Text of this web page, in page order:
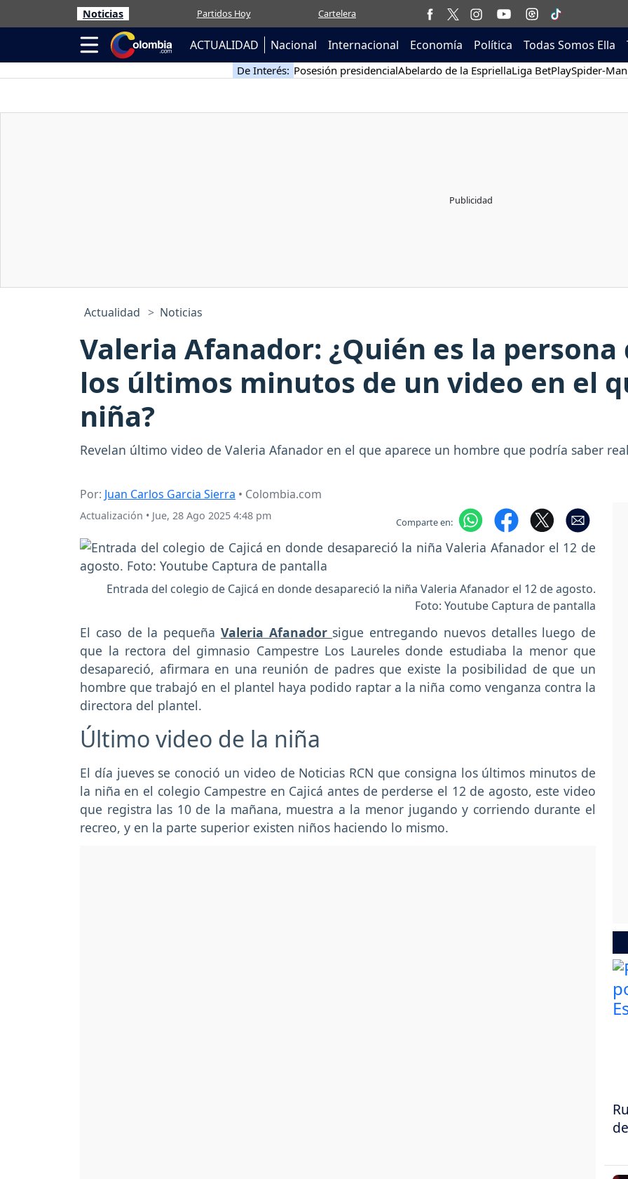
Noticias Partidos Hoy Cartelera
ACTUALIDAD Nacional Internacional Economía Política Todas Somos Ella
De Interés: Posesión presidencialAbelardo de la EspriellaLiga BetPlaySpider-Man
Actualidad Noticias
Valeria Afanador: ¿Quién es la persona
los últimos minutos de un video en el
niña?
Revelan último video de Valeria Afanador en el que aparece un hombre que podría saber
Por: Juan Carlos Garcia Sierra • Colombia.com
Actualización • Jue, 28 Ago 2025 4:48 pm Comparte en:
Entrada del colegio de Cajicá en donde desapareció la niña Valeria Afanador el 12 de agosto.
Foto: Youtube Captura de pantalla
El caso de la pequeña Valeria Afanador sigue entregando nuevos detalles luego de
que la rectora del gimnasio Campestre Los Laureles donde estudiaba la menor que
desapareció, afirmara en una reunión de padres que existe la posibilidad de que un
hombre que trabajó en el plantel haya podido raptar a la niña como venganza contra la
directora del plantel.
Último video de la niña
El día jueves se conoció un video de Noticias RCN que consigna los últimos minutos de
la niña en el colegio Campestre en Cajicá antes de perderse el 12 de agosto, este video
que registra las 10 de la mañana, muestra a la menor jugando y corriendo durante el
recreo, y en la parte superior existen niños haciendo lo mismo.